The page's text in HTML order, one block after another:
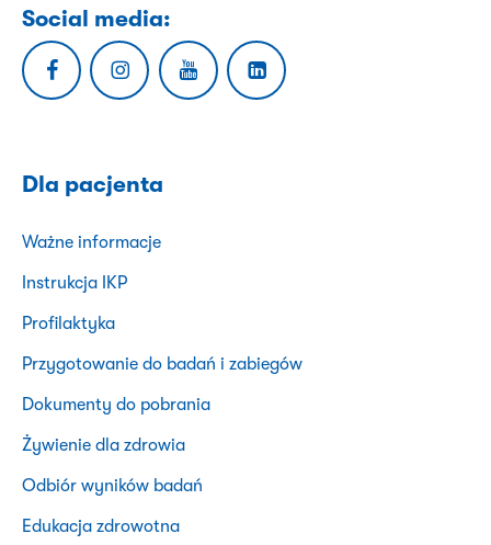
Social media:
Dla pacjenta
Ważne informacje
Instrukcja IKP
Profilaktyka
Przygotowanie do badań i zabiegów
Dokumenty do pobrania
Żywienie dla zdrowia
Odbiór wyników badań
Edukacja zdrowotna